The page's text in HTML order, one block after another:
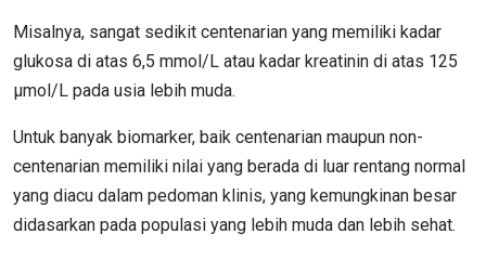
Misalnya, sangat sedikit centenarian yang memiliki kadar
glukosa di atas 6,5 mmol/L atau kadar kreatinin di atas 125
µmol/L pada usia lebih muda.
Untuk banyak biomarker, baik centenarian maupun non-
centenarian memiliki nilai yang berada di luar rentang normal
yang diacu dalam pedoman klinis, yang kemungkinan besar
didasarkan pada populasi yang lebih muda dan lebih sehat.